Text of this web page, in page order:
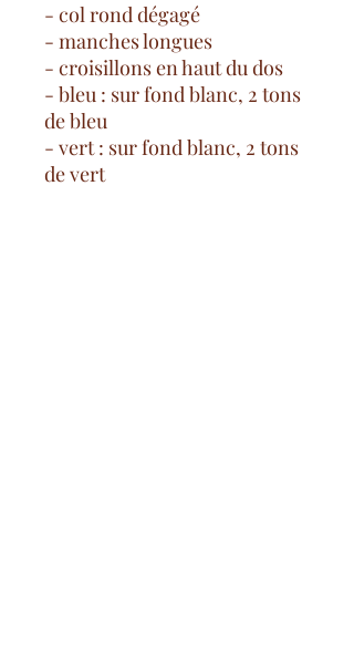
- col rond dégagé
- manches longues
- croisillons en haut du dos
- bleu : sur fond blanc, 2 tons
de bleu
- vert : sur fond blanc, 2 tons
de vert